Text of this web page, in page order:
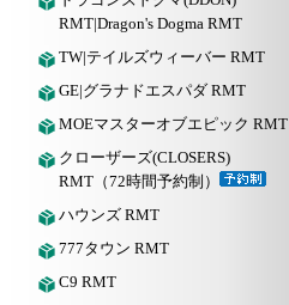
RMT|Dragon's Dogma RMT
TW|テイルズウィーバー RMT
GE|グラナドエスパダ RMT
MOEマスターオブエピック RMT
クローザーズ(CLOSERS)
RMT（72時間予約制）
ハウンズ RMT
777タウン RMT
C9 RMT